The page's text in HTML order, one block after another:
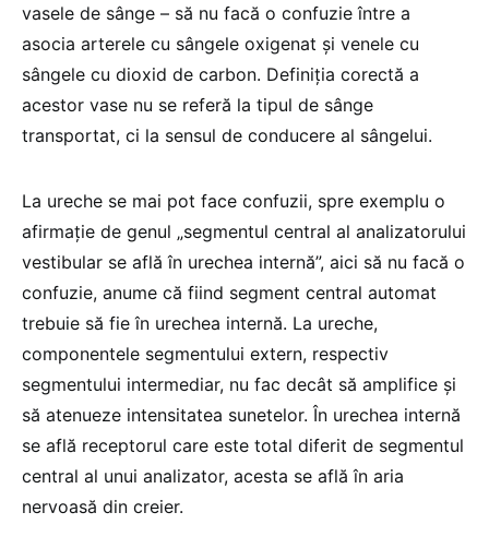
vasele de sânge – să nu facă o confuzie între a
asocia arterele cu sângele oxigenat și venele cu
sângele cu dioxid de carbon. Definiția corectă a
acestor vase nu se referă la tipul de sânge
transportat, ci la sensul de conducere al sângelui.
La ureche se mai pot face confuzii, spre exemplu o
afirmație de genul „segmentul central al analizatorului
vestibular se află în urechea internă”, aici să nu facă o
confuzie, anume că fiind segment central automat
trebuie să fie în urechea internă. La ureche,
componentele segmentului extern, respectiv
segmentului intermediar, nu fac decât să amplifice și
să atenueze intensitatea sunetelor. În urechea internă
se află receptorul care este total diferit de segmentul
central al unui analizator, acesta se află în aria
nervoasă din creier.